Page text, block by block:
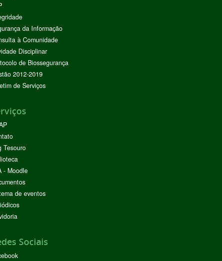
da Informação
à Comunidade
Disciplinar
de Biossegurança
2012-2019
de Serviços
Tesouro
- Moodle
de eventos
Sociais